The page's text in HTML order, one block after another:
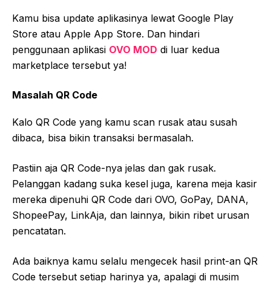
Kamu bisa update aplikasinya lewat Google Play
Store atau Apple App Store. Dan hindari
penggunaan aplikasi OVO MOD di luar kedua
marketplace tersebut ya!
Masalah QR Code
Kalo QR Code yang kamu scan rusak atau susah
dibaca, bisa bikin transaksi bermasalah.
Pastiin aja QR Code-nya jelas dan gak rusak.
Pelanggan kadang suka kesel juga, karena meja kasir
mereka dipenuhi QR Code dari OVO, GoPay, DANA,
ShopeePay, LinkAja, dan lainnya, bikin ribet urusan
pencatatan.
Ada baiknya kamu selalu mengecek hasil print-an QR
Code tersebut setiap harinya ya, apalagi di musim